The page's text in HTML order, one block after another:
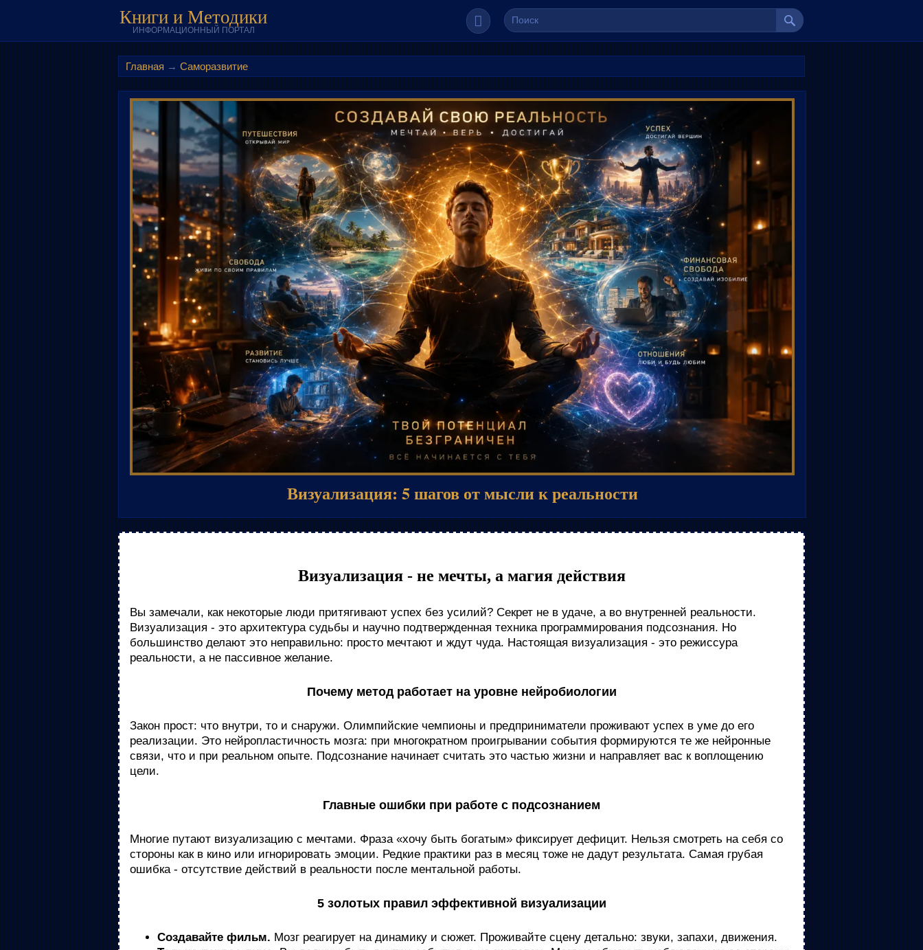
Книги и Методики
ИНФОРМАЦИОННЫЙ ПОРТАЛ
Главная → Саморазвитие
Визуализация: 5 шагов от мысли к реальности
Визуализация - не мечты, а магия действия
Вы замечали, как некоторые люди притягивают успех без усилий? Секрет не в удаче, а во внутренней реальности.
Визуализация - это архитектура судьбы и научно подтвержденная техника программирования подсознания. Но
большинство делают это неправильно: просто мечтают и ждут чуда. Настоящая визуализация - это режиссура
реальности, а не пассивное желание.
Почему метод работает на уровне нейробиологии
Закон прост: что внутри, то и снаружи. Олимпийские чемпионы и предприниматели проживают успех в уме до его
реализации. Это нейропластичность мозга: при многократном проигрывании события формируются те же нейронные
связи, что и при реальном опыте. Подсознание начинает считать это частью жизни и направляет вас к воплощению
цели.
Главные ошибки при работе с подсознанием
Многие путают визуализацию с мечтами. Фраза «хочу быть богатым» фиксирует дефицит. Нельзя смотреть на себя со
стороны как в кино или игнорировать эмоции. Редкие практики раз в месяц тоже не дадут результата. Самая грубая
ошибка - отсутствие действий в реальности после ментальной работы.
5 золотых правил эффективной визуализации
Создавайте фильм. Мозг реагирует на динамику и сюжет. Проживайте сцену детально: звуки, запахи, движения.